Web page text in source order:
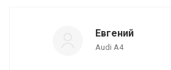
Евгений
Audi A4